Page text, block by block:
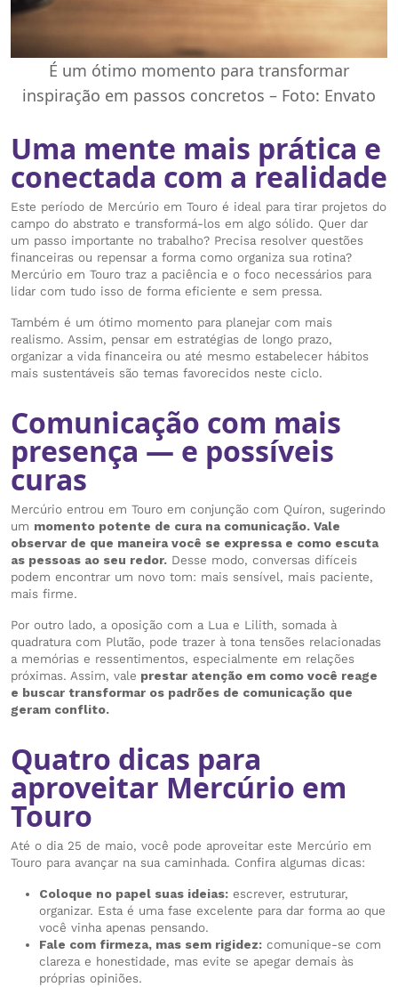
É um ótimo momento para transformar
inspiração em passos concretos – Foto: Envato
Uma mente mais prática e
conectada com a realidade
Este período de Mercúrio em Touro é ideal para tirar projetos do
campo do abstrato e transformá-los em algo sólido. Quer dar
um passo importante no trabalho? Precisa resolver questões
financeiras ou repensar a forma como organiza sua rotina?
Mercúrio em Touro traz a paciência e o foco necessários para
lidar com tudo isso de forma eficiente e sem pressa.
Também é um ótimo momento para planejar com mais
realismo. Assim, pensar em estratégias de longo prazo,
organizar a vida financeira ou até mesmo estabelecer hábitos
mais sustentáveis são temas favorecidos neste ciclo.
Comunicação com mais
presença — e possíveis
curas
Mercúrio entrou em Touro em conjunção com Quíron, sugerindo
um momento potente de cura na comunicação. Vale
observar de que maneira você se expressa e como escuta
as pessoas ao seu redor. Desse modo, conversas difíceis
podem encontrar um novo tom: mais sensível, mais paciente,
mais firme.
Por outro lado, a oposição com a Lua e Lilith, somada à
quadratura com Plutão, pode trazer à tona tensões relacionadas
a memórias e ressentimentos, especialmente em relações
próximas. Assim, vale prestar atenção em como você reage
e buscar transformar os padrões de comunicação que
geram conflito.
Quatro dicas para
aproveitar Mercúrio em
Touro
Até o dia 25 de maio, você pode aproveitar este Mercúrio em
Touro para avançar na sua caminhada. Confira algumas dicas:
Coloque no papel suas ideias: escrever, estruturar,
organizar. Esta é uma fase excelente para dar forma ao que
você vinha apenas pensando.
Fale com firmeza, mas sem rigidez: comunique-se com
clareza e honestidade, mas evite se apegar demais às
próprias opiniões.